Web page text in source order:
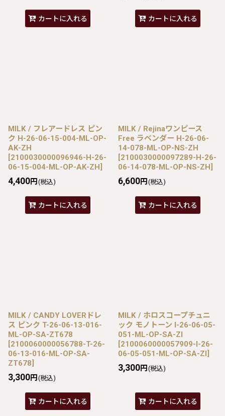
カートに入れる カートに入れる
MILK / フレアードレス ピン
ク H-26-06-15-004-ML-OP-
AK-ZH
[2100030000096946-H-26-
06-15-004-ML-OP-AK-ZH]
4,400円 (税込)
カートに入れる
MILK / Rejinaワンピース
Free ラベンダー H-26-06-
14-078-ML-OP-NS-ZH
[2100030000097289-H-26-
06-14-078-ML-OP-NS-ZH]
6,600円 (税込)
カートに入れる
MILK / CANDY LOVERドレ
ス ピンク T-26-06-13-016-
ML-OP-SA-ZT678
[2100060000056788-T-26-
06-13-016-ML-OP-SA-
ZT678]
3,300円 (税込)
カートに入れる
MILK / ホロスコープチュニ
ック モノトーン I-26-06-05-
051-ML-OP-SA-ZI
[2100060000057909-I-26-
06-05-051-ML-OP-SA-ZI]
3,300円 (税込)
カートに入れる